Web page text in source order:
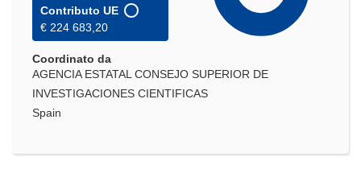
Contributo UE
€ 224 683,20
Coordinato da
AGENCIA ESTATAL CONSEJO SUPERIOR DE
INVESTIGACIONES CIENTIFICAS
Spain